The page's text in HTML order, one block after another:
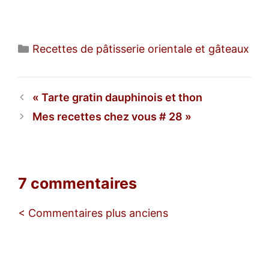
Catégories
Recettes de pâtisserie orientale et gâteaux
Tarte gratin dauphinois et thon
Mes recettes chez vous # 28
7 commentaires
Navigation
< Commentaires plus anciens